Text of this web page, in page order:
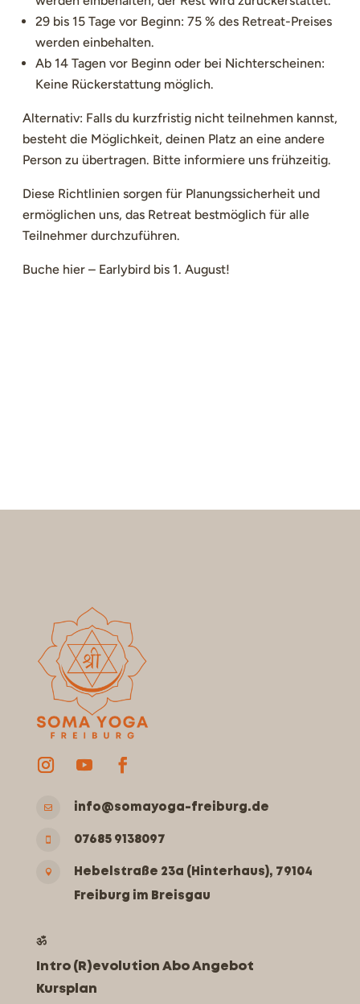
29 bis 15 Tage vor Beginn: 75 % des Retreat-Preises
werden einbehalten.
Ab 14 Tagen vor Beginn oder bei Nichterscheinen:
Keine Rückerstattung möglich.
Alternativ: Falls du kurzfristig nicht teilnehmen kannst,
besteht die Möglichkeit, deinen Platz an eine andere
Person zu übertragen. Bitte informiere uns frühzeitig.
Diese Richtlinien sorgen für Planungssicherheit und
ermöglichen uns, das Retreat bestmöglich für alle
Teilnehmer durchzuführen.
Buche hier – Earlybird bis 1. August!
 info@somayoga-freiburg.de
 07685 9138097
 Hebelstraße 23a (Hinterhaus), 79104
Freiburg im Breisgau
ॐ
Intro (R)evolution Abo Angebot
Kursplan